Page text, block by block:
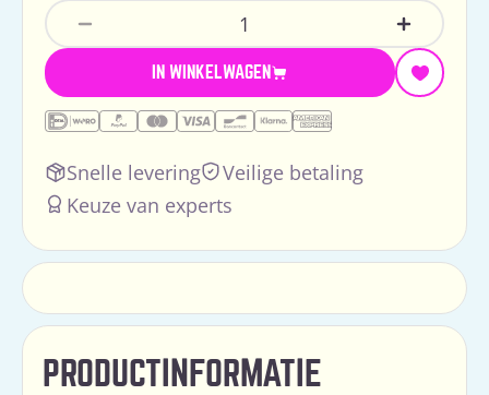
Hoeveelheid
Aantal Verlagen Voor Spring Buggy -Verhoog
IN WINKELWAGEN
Snelle levering
Veilige betaling
Keuze van experts
PRODUCTINFORMATIE